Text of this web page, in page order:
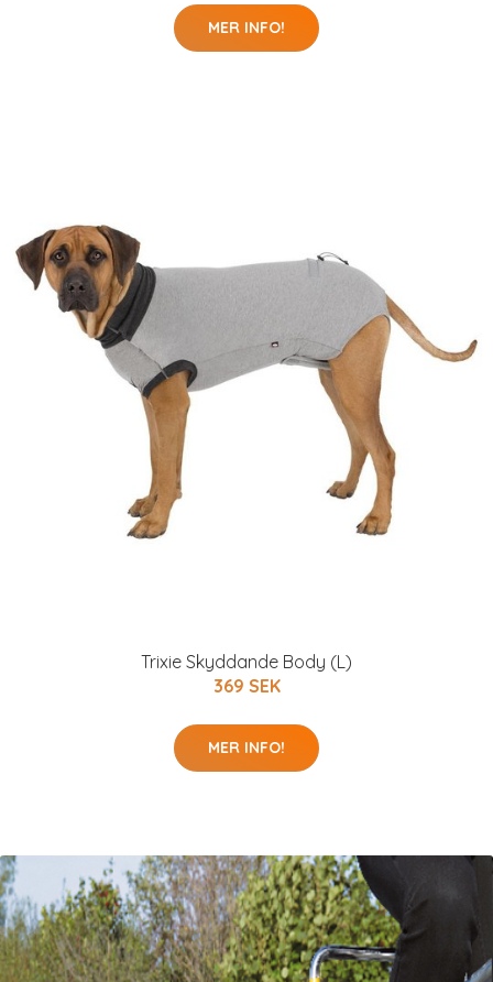
MER INFO!
Trixie Skyddande Body (L)
369 SEK
MER INFO!